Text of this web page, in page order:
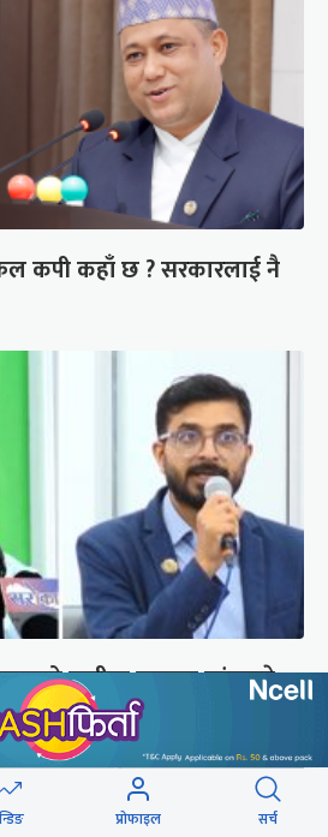
कपी कहाँ छ ? सरकारलाई नै
दाबीमा रास्वपा सांसदले
प्रोफाइल सर्च